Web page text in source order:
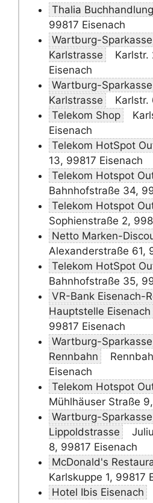
Thalia Buchhandlung
99817 Eisenach
Wartburg-
Karlstrasse
Karlstr.
Eisenach
Wartburg-
Karlstrasse
Karlstr.
Telekom Shop
Eisenach
Telekom HotSpot
13, 99817 Eisenach
Telekom Hotspot
Bahnhofstraße 34,
Telekom Hotspot
Sophienstraße 2,
Netto Marken-
Alexanderstraße 61,
Telekom HotSpot
Bahnhofstraße 35,
VR-Bank Eisenach-
Hauptstelle Eisenach
99817 Eisenach
Wartburg-
Rennbahn
Eisenach
Telekom Hotspot
Mühlhäuser Straße
Wartburg-
Lippoldstrasse
8, 99817 Eisenach
McDonald's
Karlskuppe 1, 99817
Hotel Ibis Eisenach